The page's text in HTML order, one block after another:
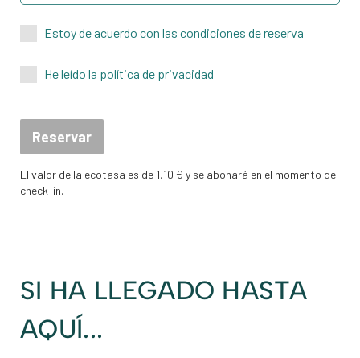
Estoy de acuerdo con las condiciones de reserva
He leído la política de privacidad
Reservar
El valor de la ecotasa es de 1,10 € y se abonará en el momento del
check-in.
SI HA LLEGADO HASTA
AQUÍ...